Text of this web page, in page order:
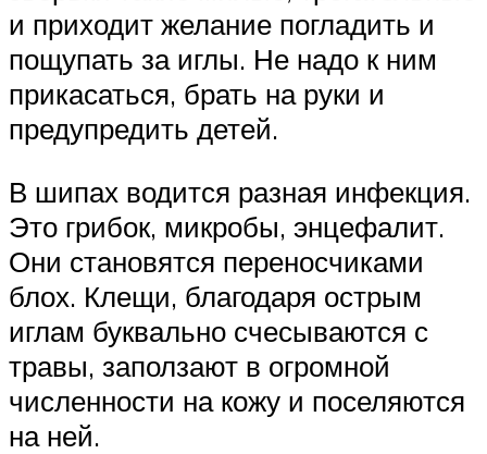
и приходит желание погладить и
пощупать за иглы. Не надо к ним
прикасаться, брать на руки и
предупредить детей.
В шипах водится разная инфекция.
Это грибок, микробы, энцефалит.
Они становятся переносчиками
блох. Клещи, благодаря острым
иглам буквально счесываются с
травы, заползают в огромной
численности на кожу и поселяются
на ней.